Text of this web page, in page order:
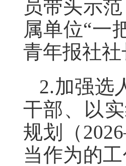
员带头示
属单位“一
青年报社
2.加强选
干部、以
规划（
当作为的